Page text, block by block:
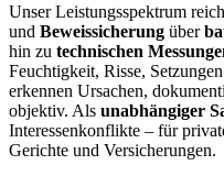
Unser Leistungsspektrum
und Beweissicherung über
hin zu technischen
Feuchtigkeit, Risse,
erkennen Ursachen,
objektiv. Als unabhängiger
Interessenkonflikte – für
Gerichte und Versicherungen.